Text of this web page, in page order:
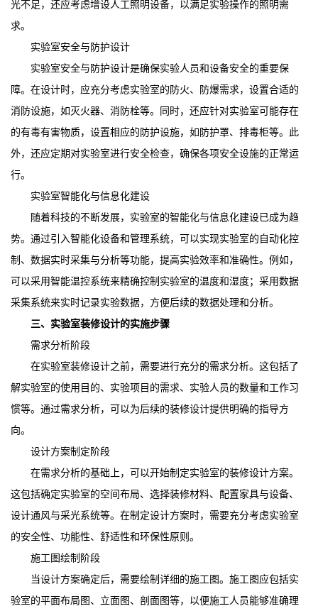
光不足，还应考虑增设人工照明设备，以满足实验操作的照明需
求。
实验室安全与防护设计
实验室安全与防护设计是确保实验人员和设备安全的重要保
障。在设计时，应充分考虑实验室的防火、防爆需求，设置合适的
消防设施，如灭火器、消防栓等。同时，还应针对实验室可能存在
的有毒有害物质，设置相应的防护设施，如防护罩、排毒柜等。此
外，还应定期对实验室进行安全检查，确保各项安全设施的正常运
行。
实验室智能化与信息化建设
随着科技的不断发展，实验室的智能化与信息化建设已成为趋
势。通过引入智能化设备和管理系统，可以实现实验室的自动化控
制、数据实时采集与分析等功能，提高实验效率和准确性。例如，
可以采用智能温控系统来精确控制实验室的温度和湿度；采用数据
采集系统来实时记录实验数据，方便后续的数据处理和分析。
三、实验室装修设计的实施步骤
需求分析阶段
在实验室装修设计之前，需要进行充分的需求分析。这包括了
解实验室的使用目的、实验项目的需求、实验人员的数量和工作习
惯等。通过需求分析，可以为后续的装修设计提供明确的指导方
向。
设计方案制定阶段
在需求分析的基础上，可以开始制定实验室的装修设计方案。
这包括确定实验室的空间布局、选择装修材料、配置家具与设备、
设计通风与采光系统等。在制定设计方案时，需要充分考虑实验室
的安全性、功能性、舒适性和环保性原则。
施工图绘制阶段
当设计方案确定后，需要绘制详细的施工图。施工图应包括实
验室的平面布局图、立面图、剖面图等，以便施工人员能够准确理